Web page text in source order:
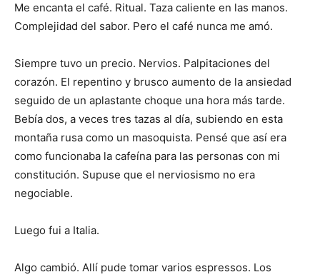
Me encanta el café. Ritual. Taza caliente en las manos.
Complejidad del sabor. Pero el café nunca me amó.
Siempre tuvo un precio. Nervios. Palpitaciones del
corazón. El repentino y brusco aumento de la ansiedad
seguido de un aplastante choque una hora más tarde.
Bebía dos, a veces tres tazas al día, subiendo en esta
montaña rusa como un masoquista. Pensé que así era
como funcionaba la cafeína para las personas con mi
constitución. Supuse que el nerviosismo no era
negociable.
Luego fui a Italia.
Algo cambió. Allí pude tomar varios espressos. Los